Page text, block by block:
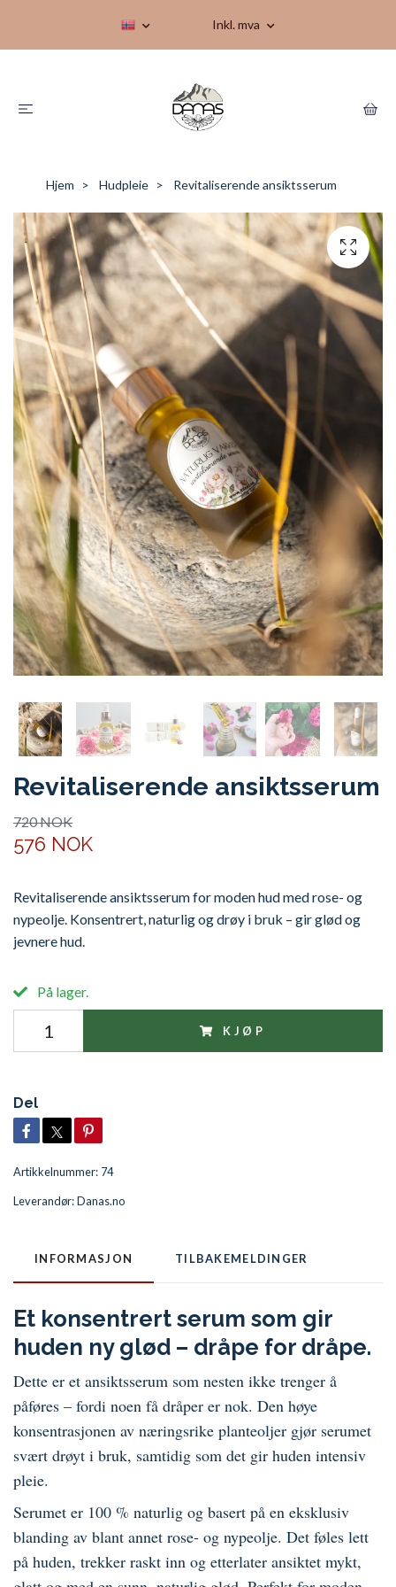
Inkl. mva
Hjem Hudpleie Revitaliserende ansiktsserum
Revitaliserende ansiktsserum
720 NOK
576 NOK
Revitaliserende ansiktsserum for moden hud med rose- og
nypeolje. Konsentrert, naturlig og drøy i bruk – gir glød og
jevnere hud.
På lager.
KJØP
Del
Artikkelnummer: 74
Leverandør:Danas.no
INFORMASJON TILBAKEMELDINGER
Et konsentrert serum som gir
huden ny glød – dråpe for dråpe.
Dette er et ansiktsserum som nesten ikke trenger å
påføres – fordi noen få dråper er nok. Den høye
konsentrasjonen av næringsrike planteoljer gjør serumet
svært drøyt i bruk, samtidig som det gir huden intensiv
pleie.
Serumet er 100 % naturlig og basert på en eksklusiv
blanding av blant annet rose- og nypeolje. Det føles lett
på huden, trekker raskt inn og etterlater ansiktet mykt,